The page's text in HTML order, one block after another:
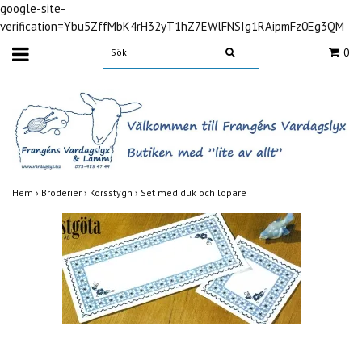
google-site-
verification=Ybu5ZffMbK4rH32yT1hZ7EWlFNSIg1RAipmFz0Eg3QM
0
Hem › Broderier › Korsstygn › Set med duk och löpare